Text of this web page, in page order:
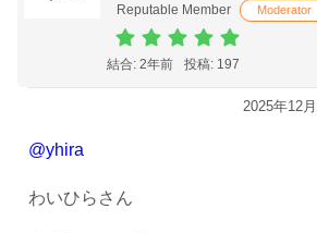
Reputable Member
Moderator
結合: 2年前 投稿: 197
2025年12
@yhira
わいひらさん